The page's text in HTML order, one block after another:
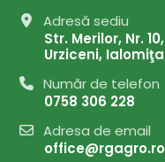
Adresă sediu
Str. Merilor, Nr. 10,
Urziceni, Ialomiţa
Număr de telefon
0758 306 228
Adresa de email
office@rgagro.ro